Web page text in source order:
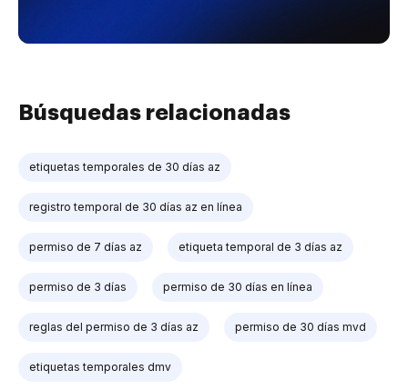
Búsquedas relacionadas
etiquetas temporales de 30 días az
registro temporal de 30 días az en línea
permiso de 7 días az etiqueta temporal de 3 días az
permiso de 3 días permiso de 30 días en línea
reglas del permiso de 3 días az permiso de 30 días mvd
etiquetas temporales dmv